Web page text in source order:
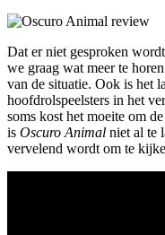
Dat er niet gesproken
we graag wat meer te
van de situatie. Ook is het
hoofdrolspeelsters in het
soms kost het moeite om
is Oscuro Animal niet al te
vervelend wordt om te